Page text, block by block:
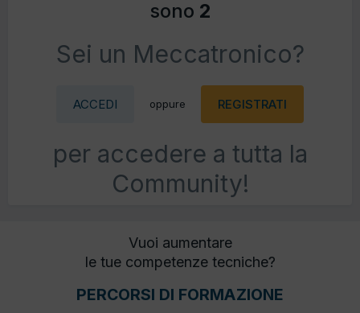
sono 2
Sei un Meccatronico?
ACCEDI oppure REGISTRATI
per accedere a tutta la
Community!
Vuoi aumentare
le tue competenze tecniche?
PERCORSI DI FORMAZIONE